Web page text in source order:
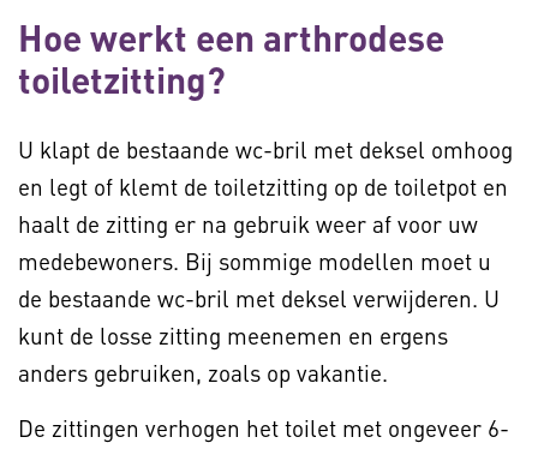
Hoe werkt een arthrodese
toiletzitting?
U klapt de bestaande wc-bril met deksel omhoog
en legt of klemt de toiletzitting op de toiletpot en
haalt de zitting er na gebruik weer af voor uw
medebewoners. Bij sommige modellen moet u
de bestaande wc-bril met deksel verwijderen. U
kunt de losse zitting meenemen en ergens
anders gebruiken, zoals op vakantie.
De zittingen verhogen het toilet met ongeveer 6-